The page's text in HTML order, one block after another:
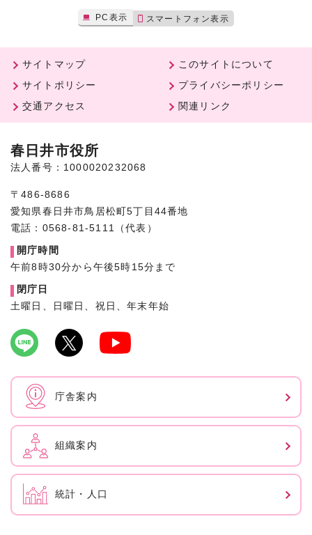
PC表示 スマートフォン表示
サイトマップ
このサイトについて
サイトポリシー
プライバシーポリシー
交通アクセス
関連リンク
春日井市役所
法人番号：1000020232068
〒486-8686
愛知県春日井市鳥居松町5丁目44番地
電話：0568-81-5111（代表）
開庁時間
午前8時30分から午後5時15分まで
閉庁日
土曜日、日曜日、祝日、年末年始
庁舎案内
組織案内
統計・人口